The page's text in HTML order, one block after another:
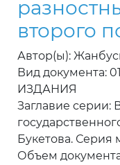
второго
Автор(ы):
Вид документа:
ИЗДАНИЯ
Заглавие серии:
Букетова. Серия
Объем